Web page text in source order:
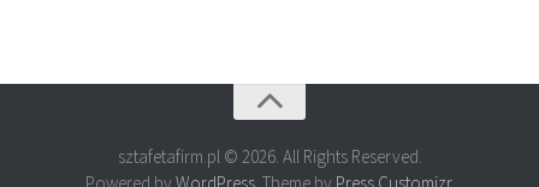
sztafetafirm.pl © 2026. All Rights Reserved.